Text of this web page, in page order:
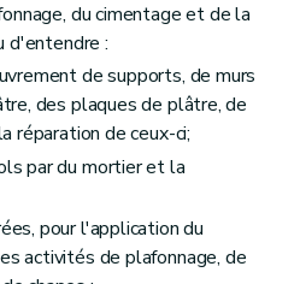
du cimentage et de la
d'entendre :
de supports, de murs
des plaques de plâtre, de
réparation de ceux-ci;
par du mortier et la
pour l'application du
activités de plafonnage, de